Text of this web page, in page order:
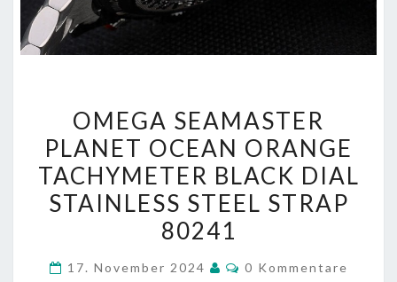
SEAMASTER
PLANET
OCEAN
ORANGE
TACHYMETER
BLACK
DIAL
OMEGA SEAMASTER
PLANET OCEAN ORANGE
TACHYMETER BLACK DIAL
STAINLESS STEEL STRAP
80241
17. November 2024 Kommentare
0 Kommentare